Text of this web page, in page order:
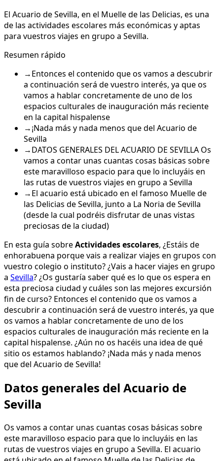
El Acuario de Sevilla, en el Muelle de las Delicias, es una
de las actividades escolares más económicas y aptas
para vuestros viajes en grupo a Sevilla.
Resumen rápido
→Entonces el contenido que os vamos a descubrir
a continuación será de vuestro interés, ya que os
vamos a hablar concretamente de uno de los
espacios culturales de inauguración más reciente
en la capital hispalense
→¡Nada más y nada menos que del Acuario de
Sevilla
→DATOS GENERALES DEL ACUARIO DE SEVILLA Os
vamos a contar unas cuantas cosas básicas sobre
este maravilloso espacio para que lo incluyáis en
las rutas de vuestros viajes en grupo a Sevilla
→El acuario está ubicado en el famoso Muelle de
las Delicias de Sevilla, junto a La Noria de Sevilla
(desde la cual podréis disfrutar de unas vistas
preciosas de la ciudad)
En esta guía sobreActividades escolares, ¿Estáis de
enhorabuena porque vais a realizar viajes en grupos con
vuestro colegio o instituto? ¿Vais a hacer viajes en grupo
a Sevilla? ¿Os gustaría saber qué es lo que os espera en
esta preciosa ciudad y cuáles son las mejores excursión
fin de curso? Entonces el contenido que os vamos a
descubrir a continuación será de vuestro interés, ya que
os vamos a hablar concretamente de uno de los
espacios culturales de inauguración más reciente en la
capital hispalense. ¿Aún no os hacéis una idea de qué
sitio os estamos hablando? ¡Nada más y nada menos
que del Acuario de Sevilla!
Datos generales del Acuario de
Sevilla
Os vamos a contar unas cuantas cosas básicas sobre
este maravilloso espacio para que lo incluyáis en las
rutas de vuestros viajes en grupo a Sevilla. El acuario